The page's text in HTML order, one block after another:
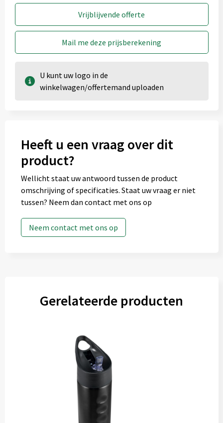
Vrijblijvende offerte
Mail me deze prijsberekening
U kunt uw logo in de
winkelwagen/offertemand uploaden
Heeft u een vraag over dit
product?
Wellicht staat uw antwoord tussen de product
omschrijving of specificaties. Staat uw vraag er niet
tussen? Neem dan contact met ons op
Neem contact met ons op
Gerelateerde producten